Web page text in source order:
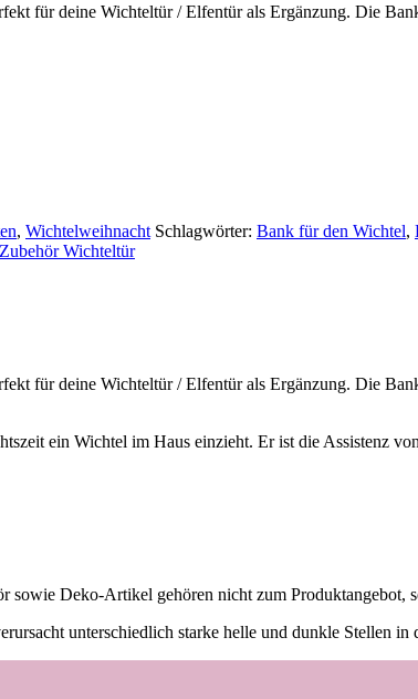
für deine Wichteltür / Elfentür als Ergänzung. Die
, Wichtelweihnacht Schlagwörter: Bank für den Wichtel,
Zubehör Wichteltür
für deine Wichteltür / Elfentür als Ergänzung. Die
ein Wichtel im Haus einzieht. Er ist die Assistenz
sowie Deko-Artikel gehören nicht zum Produktangebot,
unterschiedlich starke helle und dunkle Stellen